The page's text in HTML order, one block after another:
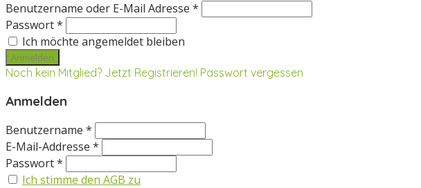
Benutzername oder E-Mail Adresse *
Passwort *
Ich möchte angemeldet bleiben
Noch kein Mitglied? Jetzt Registrieren! Passwort vergessen
Anmelden
Benutzername *
E-Mail-Addresse *
Passwort *
Ich stimme den AGB zu